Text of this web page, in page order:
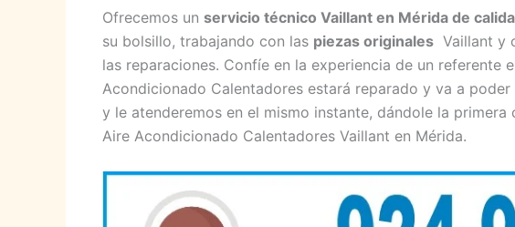
Ofrecemos un servicio técnico Vaillant en Mérida de
su bolsillo, trabajando con las piezas originales Vaillant y
las reparaciones. Confíe en la experiencia de un referente
Acondicionado Calentadores estará reparado y va a
y le atenderemos en el mismo instante, dándole la
Aire Acondicionado Calentadores Vaillant en Mérida.